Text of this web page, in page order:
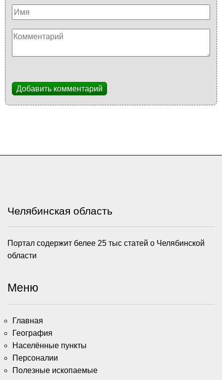
Добавить комментарий
Челябинская область
Портал содержит белее 25 тыс статей о Челябинской
области
Меню
Главная
География
Населённые пункты
Персоналии
Полезные ископаемые